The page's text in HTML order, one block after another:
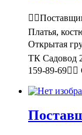
Платья,
Открытая
ТК Садовод
159-89-